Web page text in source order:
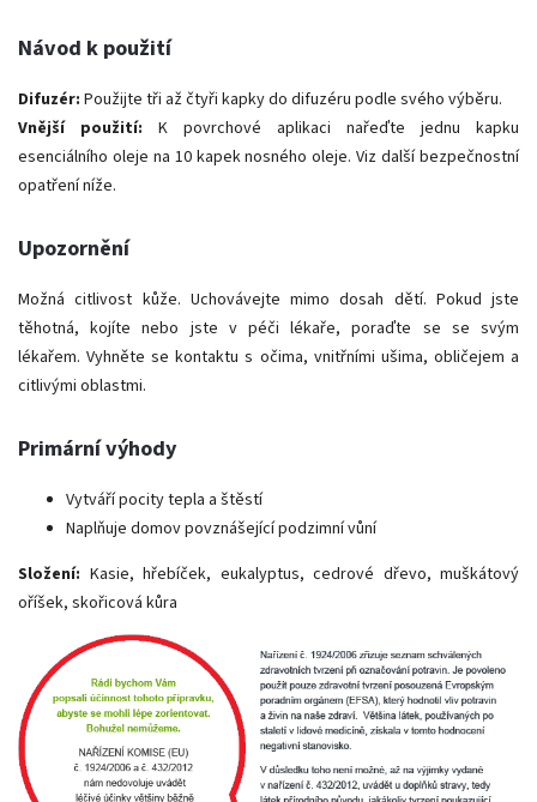
Návod k použití
Difuzér: Použijte tři až čtyři kapky do difuzéru podle svého výběru.
Vnější použití:
K povrchové aplikaci nařeďte jednu kapku
esenciálního oleje na 10 kapek nosného oleje. Viz další bezpečnostní
opatření níže.
Upozornění
Možná citlivost kůže. Uchovávejte mimo dosah dětí. Pokud jste
těhotná, kojíte nebo jste v péči lékaře, poraďte se se svým
lékařem. Vyhněte se kontaktu s očima, vnitřními ušima, obličejem a
citlivými oblastmi.
Primární výhody
Vytváří pocity tepla a štěstí
Naplňuje domov povznášející podzimní vůní
Složení: Kasie, hřebíček, eukalyptus, cedrové dřevo, muškátový
oříšek, skořicová kůra